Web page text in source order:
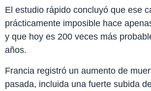
El estudio rápido concluyó que ese
prácticamente imposible hace
y que hoy es 200 veces más
años.
Francia registró un aumento de
pasada, incluida una fuerte subida